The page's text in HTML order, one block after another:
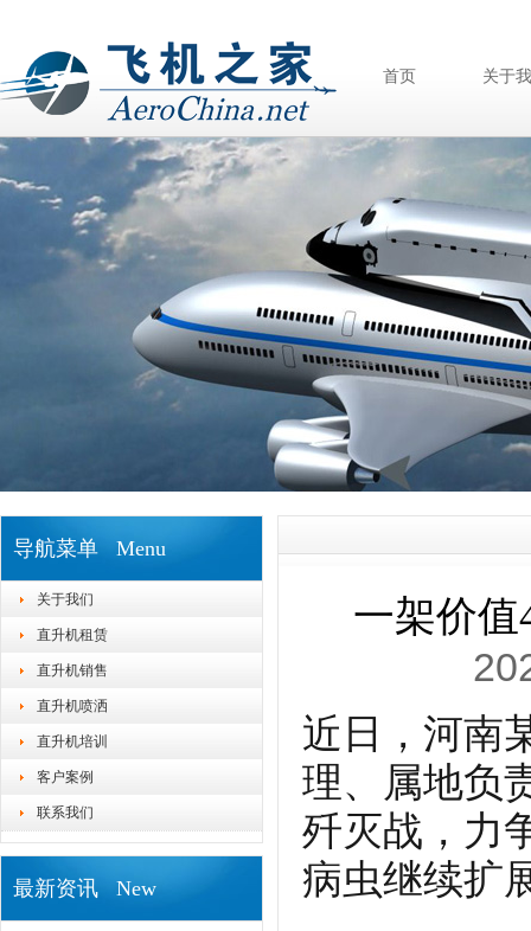
首页 关于
导航菜单 Menu
关于我们
直升机租赁
直升机销售
直升机喷洒
直升机培训
客户案例
联系我们
最新资讯 New
一架价值
近日，河南
理、属地负
歼灭战，力
病虫继续扩